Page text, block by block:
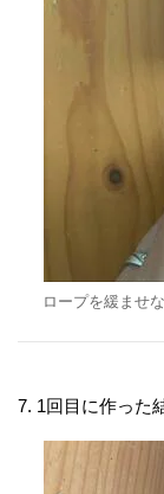
ロープを緩ませ
7. 1回目に作った